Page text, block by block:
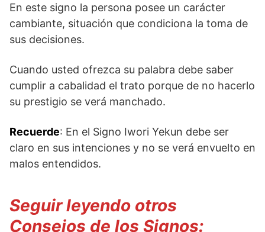
En este signo la persona posee un carácter
cambiante, situación que condiciona la toma de
sus decisiones.
Cuando usted ofrezca su palabra debe saber
cumplir a cabalidad el trato porque de no hacerlo
su prestigio se verá manchado.
Recuerde: En el Signo Iwori Yekun debe ser
claro en sus intenciones y no se verá envuelto en
malos entendidos.
Seguir leyendo otros
Consejos de los Signos: